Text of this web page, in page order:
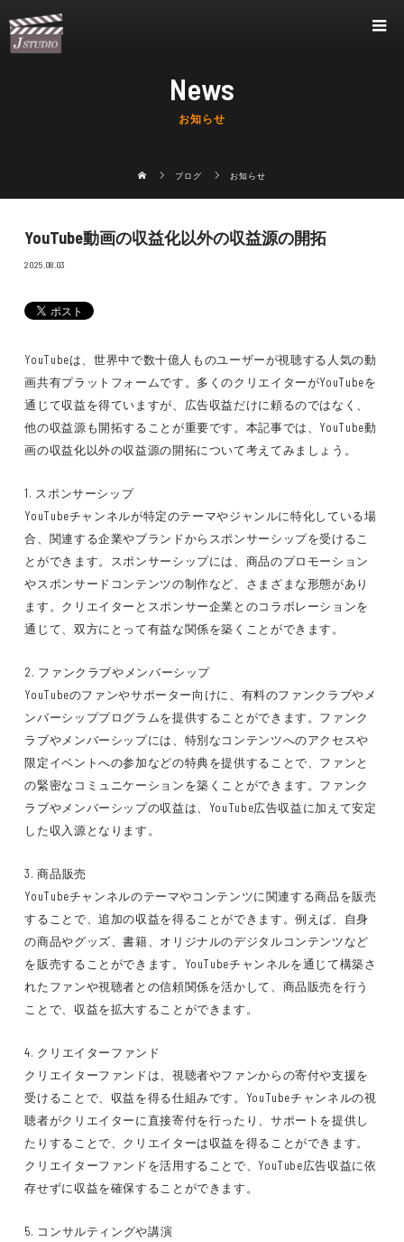
News
お知らせ
ブログ お知らせ
YouTube動画の収益化以外の収益源の開拓
2025.08.03
YouTubeは、世界中で数十億人ものユーザーが視聴する人気の動
画共有プラットフォームです。多くのクリエイターがYouTubeを
通じて収益を得ていますが、広告収益だけに頼るのではなく、
他の収益源も開拓することが重要です。本記事では、YouTube動
画の収益化以外の収益源の開拓について考えてみましょう。
1. スポンサーシップ
YouTubeチャンネルが特定のテーマやジャンルに特化している場
合、関連する企業やブランドからスポンサーシップを受けるこ
とができます。スポンサーシップには、商品のプロモーション
やスポンサードコンテンツの制作など、さまざまな形態があり
ます。クリエイターとスポンサー企業とのコラボレーションを
通じて、双方にとって有益な関係を築くことができます。
2. ファンクラブやメンバーシップ
YouTubeのファンやサポーター向けに、有料のファンクラブやメ
ンバーシッププログラムを提供することができます。ファンク
ラブやメンバーシップには、特別なコンテンツへのアクセスや
限定イベントへの参加などの特典を提供することで、ファンと
の緊密なコミュニケーションを築くことができます。ファンク
ラブやメンバーシップの収益は、YouTube広告収益に加えて安定
した収入源となります。
3. 商品販売
YouTubeチャンネルのテーマやコンテンツに関連する商品を販売
することで、追加の収益を得ることができます。例えば、自身
の商品やグッズ、書籍、オリジナルのデジタルコンテンツなど
を販売することができます。YouTubeチャンネルを通じて構築さ
れたファンや視聴者との信頼関係を活かして、商品販売を行う
ことで、収益を拡大することができます。
4. クリエイターファンド
クリエイターファンドは、視聴者やファンからの寄付や支援を
受けることで、収益を得る仕組みです。YouTubeチャンネルの視
聴者がクリエイターに直接寄付を行ったり、サポートを提供し
たりすることで、クリエイターは収益を得ることができます。
クリエイターファンドを活用することで、YouTube広告収益に依
存せずに収益を確保することができます。
5. コンサルティングや講演